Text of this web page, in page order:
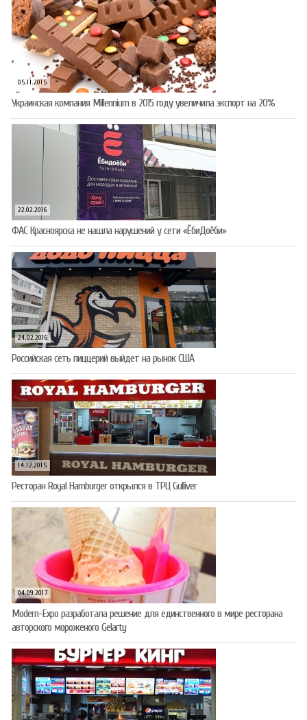
05.11.2015
Украинская компания Millennium в 2015 году увеличила экспорт на 20%
22.02.2016
ФАС Красноярска не нашла нарушений у сети «ЁбиДоёби»
24.02.2016
Российская сеть пиццерий выйдет на рынок США
14.12.2015
Ресторан Royal Hamburger открылся в ТРЦ Gulliver
04.09.2017
Modern-Expo разработала решение для единственного в мире ресторана
авторского мороженого Gelarty